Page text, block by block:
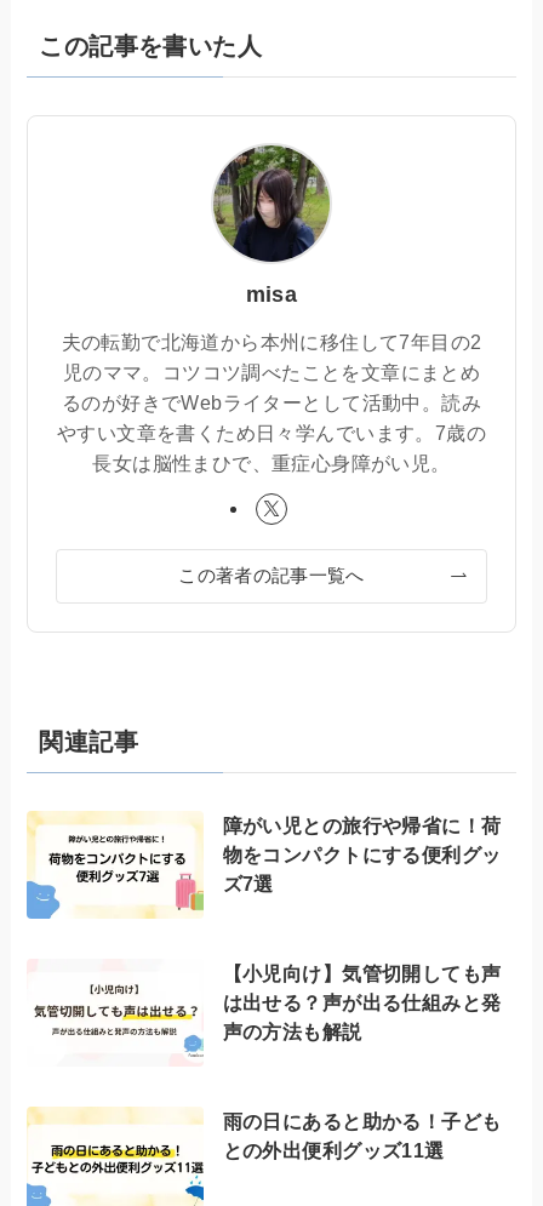
この記事を書いた人
misa
夫の転勤で北海道から本州に移住して7年目の2
児のママ。コツコツ調べたことを文章にまとめ
るのが好きでWebライターとして活動中。読み
やすい文章を書くため日々学んでいます。7歳の
長女は脳性まひで、重症心身障がい児。
この著者の記事一覧へ
関連記事
障がい児との旅行や帰省に！荷
物をコンパクトにする便利グッ
ズ7選
【小児向け】気管切開しても声
は出せる？声が出る仕組みと発
声の方法も解説
雨の日にあると助かる！子ども
との外出便利グッズ11選